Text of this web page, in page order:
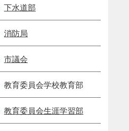
下水道部
消防局
市議会
教育委員会学校教育部
教育委員会生涯学習部